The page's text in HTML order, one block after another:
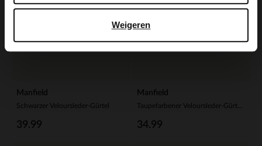
Weigeren
Manfield
Schwarzer Veloursleder-Gürtel
39.99
Manfield
34.99